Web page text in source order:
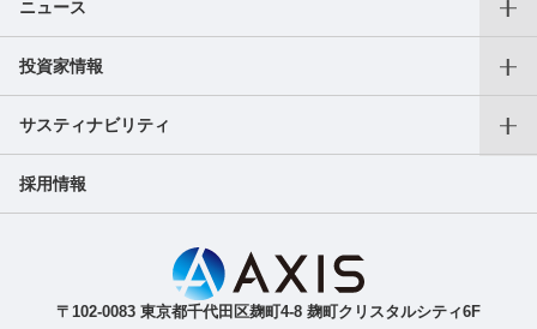
沿革
アクセス
仕事をお探しの個人の方
転職支援サービス
フリーランス向けサービス
副業サービス
ご人材をお探しの法人の方
導入事例
ニュース
プレスリリース
AXIS Insights
投資家情報
会長CEOご挨拶
成長戦略
IR最新ニュース（適時開示等）
IR関連資料（決算短信等）
サスティナビリティ
SDGｓへの取り組み
採用情報
〒102-0083 東京都千代田区麹町4-8 麹町クリスタルシティ6F